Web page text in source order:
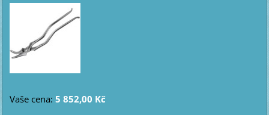
Vaše cena: 5 852,00 Kč